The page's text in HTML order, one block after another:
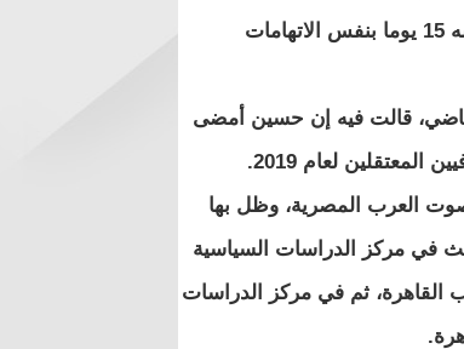
ذمة قضية جديدة، هي القضية رقم 1395 لسنة 2018 حصر أمن دولة، وحبسه 15 يوما بنفس الاتهامات
قالت فيه إن حسين أمضى
لعام 2019.
العرب المصرية، وظل بها
في مركز الدراسات السياسية
القاهرة، ثم في مركز الدراسات